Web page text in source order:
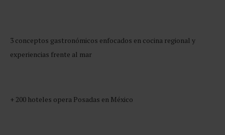
3 conceptos gastronómicos enfocados en cocina regional y
experiencias frente al mar
+ 200 hoteles opera Posadas en México